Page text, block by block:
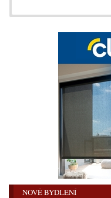
NOVÉ BYDLENÍ